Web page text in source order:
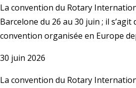
La convention du Rotary
Barcelone du 26 au 30 juin ; il s’agit
convention organisée en Europe
30 juin 2026
La convention du Rotary